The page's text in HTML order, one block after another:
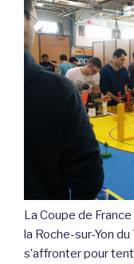
La Coupe de
la Roche-sur-Yon
s’affronter pour